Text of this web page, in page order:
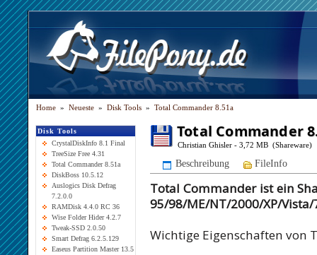
Home » Neueste » Disk Tools » Total Commander 8.51a
Disk Tools
CrystalDiskInfo 8.1 Final
TreeSize Free 4.31
Total Commander 8.51a
DiskBoss 10.5.12
Auslogics Disk Defrag
7.2.0.0
RAMDisk 4.4.0 RC 36
Wise Folder Hider 4.2.7
Tweak-SSD 2.0.50
Smart Defrag 6.2.5.129
Easeus Partition Master 13.5
Total Commander
Christian Ghisler - 3,72 MB (Shareware)
Beschreibung FileInfo
Total Commander ist ein
95/98/ME/NT/2000/XP/Vista/
Wichtige Eigenschaften von